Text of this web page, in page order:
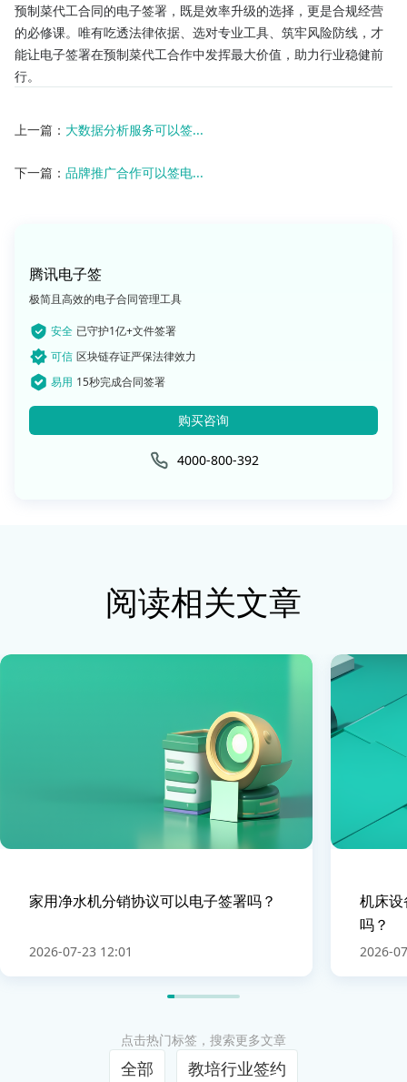
预制菜代工合同的电子签署，既是效率升级的选择，更是合规经营
的必修课。唯有吃透法律依据、选对专业工具、筑牢风险防线，才
能让电子签署在预制菜代工合作中发挥最大价值，助力行业稳健前
行。
上一篇： 大数据分析服务可以签...
下一篇： 品牌推广合作可以签电...
腾讯电子签
极简且高效的电子合同管理工具
安全 已守护1亿+文件签署
可信 区块链存证严保法律效力
易用 15秒完成合同签署
购买咨询
4000-800-392
阅读相关文章
家用净水机分销协议可以电子签署吗？
2026-07-23 12:01
机床
吗？
2026-
点击热门标签，搜索更多文章
全部 教培行业签约